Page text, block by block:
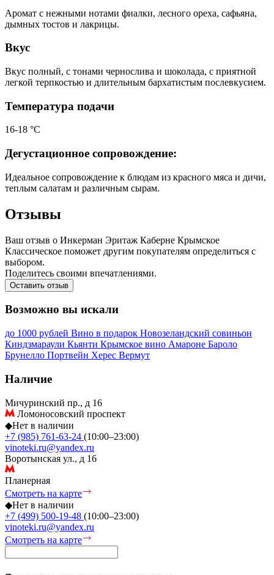
Аромат с нежными нотами фиалки, лесного ореха, сафьяна,
дымных тостов и лакрицы.
Вкус
Вкус полный, с тонами чернослива и шоколада, с приятной
легкой терпкостью и длительным бархатистым послевкусием.
Температура подачи
16-18 °С
Дегустационное сопровождение:
Идеальное сопровождение к блюдам из красного мяса и дичи,
теплым салатам и различным сырам.
Отзывы
Ваш отзыв о Инкерман Эритаж Каберне Крымское
Классическое поможет другим покупателям определиться с
выбором.
Поделитесь своими впечатлениями.
Оставить отзыв
Возможно вы искали
до 1000 рублей Вино в подарок Новозеландский совиньон
Киндзмараули Кьянти Крымское вино Амароне Бароло
Брунелло Портвейн Херес Вермут
Наличие
Мичуринский пр., д 16
Ломоносовский проспект
◆Нет в наличии
+7 (985) 761-63-24 (10:00–23:00)
vinoteki.ru@yandex.ru
Воротынская ул., д 16
Планерная
Смотреть на карте
◆Нет в наличии
+7 (499) 500-19-48 (10:00–23:00)
vinoteki.ru@yandex.ru
Смотреть на карте